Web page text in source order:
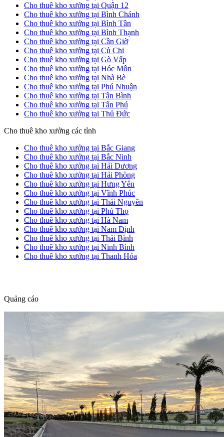
Cho thuê kho xưởng tại Quận 12
Cho thuê kho xưởng tại Bình Chánh
Cho thuê kho xưởng tại Bình Tân
Cho thuê kho xưởng tại Bình Thạnh
Cho thuê kho xưởng tại Cần Giờ
Cho thuê kho xưởng tại Củ Chi
Cho thuê kho xưởng tại Gò Vấp
Cho thuê kho xưởng tại Hóc Môn
Cho thuê kho xưởng tại Nhà Bè
Cho thuê kho xưởng tại Phú Nhuận
Cho thuê kho xưởng tại Tân Bình
Cho thuê kho xưởng tại Tân Phú
Cho thuê kho xưởng tại Thủ Đức
Cho thuê kho xưởng các tỉnh
Cho thuê kho xưởng tại Bắc Giang
Cho thuê kho xưởng tại Bắc Ninh
Cho thuê kho xưởng tại Hải Dương
Cho thuê kho xưởng tại Hải Phòng
Cho thuê kho xưởng tại Hưng Yên
Cho thuê kho xưởng tại Vĩnh Phúc
Cho thuê kho xưởng tại Thái Nguyên
Cho thuê kho xưởng tại Phú Thọ
Cho thuê kho xưởng tại Hà Nam
Cho thuê kho xưởng tại Nam Định
Cho thuê kho xưởng tại Thái Bình
Cho thuê kho xưởng tại Ninh Bình
Cho thuê kho xưởng tại Thanh Hóa
Quảng cáo